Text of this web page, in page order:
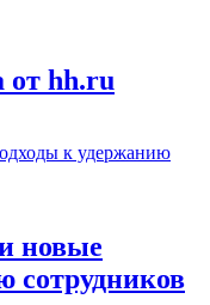
от hh.ru
новые
сотрудников